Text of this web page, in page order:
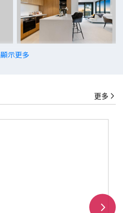
顯示更多
更多